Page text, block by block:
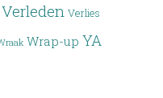
Verleden Verlies
Wrap-up YA